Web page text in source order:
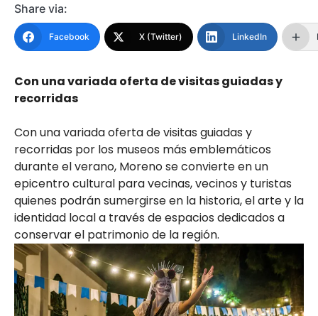
Share via:
Facebook X (Twitter) LinkedIn
Con una variada oferta de visitas guiadas y
recorridas
Con una variada oferta de visitas guiadas y
recorridas por los museos más emblemáticos
durante el verano, Moreno se convierte en un
epicentro cultural para vecinas, vecinos y turistas
quienes podrán sumergirse en la historia, el arte y la
identidad local a través de espacios dedicados a
conservar el patrimonio de la región.